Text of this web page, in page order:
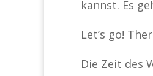
kannst. Es
Let’s go!
Die Zeit des